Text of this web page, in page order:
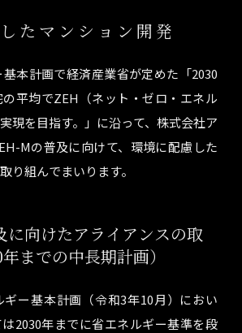
たマンション開発
本計画で経済産業省が定めた「2030
平均でZEH（ネット・ゼロ・エネル
現を目指す。」に沿って、株式会社ア
Mの普及に向けて、環境に配慮した
り組んでまいります。
向けたアライアンスの取
までの中長期計画）
ー基本計画（令和3年10月）におい
2030年までに省エネルギー基準を段